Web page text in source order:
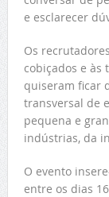
e esclarecer
Os
cobiçados e às
quiseram ficar
transversal de
pequena e
indústrias, da
O evento
entre os dias